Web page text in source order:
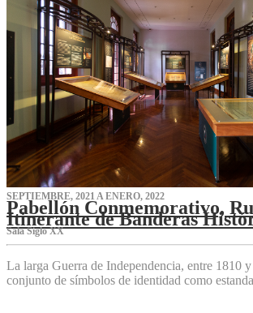
SEPTIEMBRE, 2021 A ENERO, 2022
Pabellón Conmemorativo,
Itinerante de Banderas
Sala Siglo XX
La larga Guerra de Independencia, entre 1810
conjunto de símbolos de identidad como